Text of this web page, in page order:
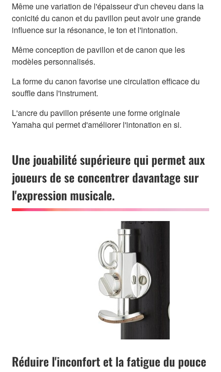
Même une variation de l'épaisseur d'un cheveu dans la
conicité du canon et du pavillon peut avoir une grande
influence sur la résonance, le ton et l'intonation.
Même conception de pavillon et de canon que les
modèles personnalisés.
La forme du canon favorise une circulation efficace du
souffle dans l'instrument.
L'ancre du pavillon présente une forme originale
Yamaha qui permet d'améliorer l'intonation en si.
Une jouabilité supérieure qui permet aux
joueurs de se concentrer davantage sur
l'expression musicale.
Réduire l'inconfort et la fatigue du pouce